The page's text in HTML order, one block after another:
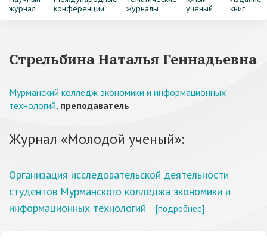
журнал
конференции
журналы
ученый
книг
Стрельбина Наталья Геннадьевна
Мурманский колледж экономики и информационных
технологий, преподаватель
Журнал «Молодой ученый»:
Организация исследовательской деятельности
студентов Мурманского колледжа экономики и
информационных технологий
[подробнее]